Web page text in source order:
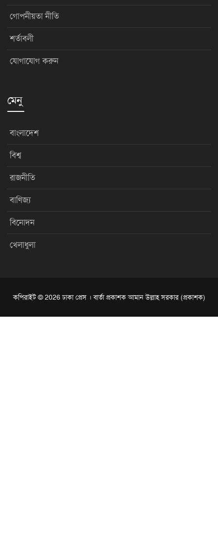
গোপনীয়তা নীতি
শর্তাবলী
যোগাযোগ করুন
মেনু
বাংলাদেশ
বিশ্ব
রাজনীতি
বাণিজ্য
বিনোদন
খেলাধুলা
কপিরাইট © 2026 ঢাকা প্রেস । বার্তা প্রকাশক আমান উল্লাহ সরকার (প্রকাশক)